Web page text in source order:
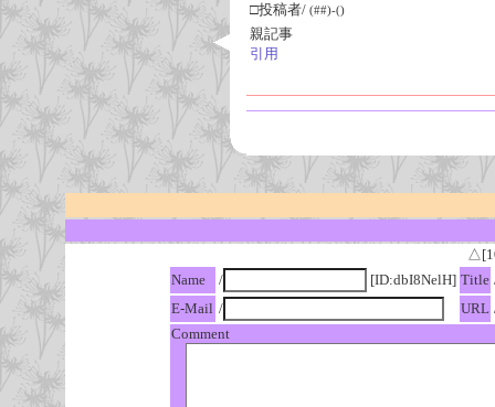
□投稿者/ (##)-()
親記事
引用
Name
/ [ID:dbI8NelH] Title
E-Mail / URL
Comment